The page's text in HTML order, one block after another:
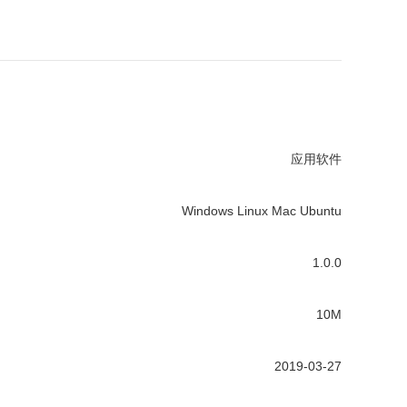
应用软件
Windows Linux Mac Ubuntu
1.0.0
10M
2019-03-27